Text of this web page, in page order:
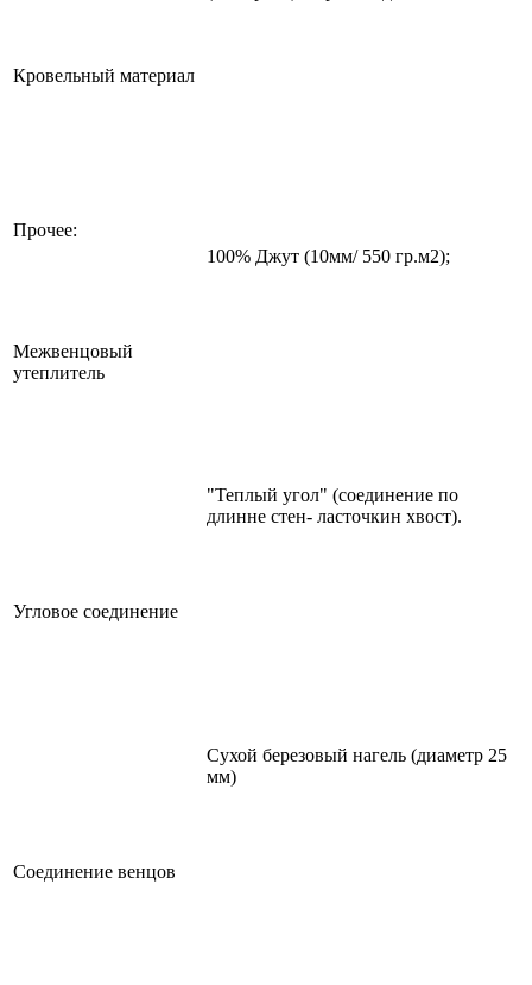
Кровельный материал
Прочее:
Межвенцовый
утеплитель
100% Джут (10мм/ 550 гр.м2);
Угловое соединение
"Теплый угол" (соединение по
длинне стен- ласточкин хвост).
Соединение венцов
Сухой березовый нагель (диаметр 25
мм)